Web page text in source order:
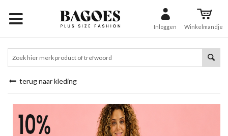
Inloggen Winkelmandje
terug naar kleding